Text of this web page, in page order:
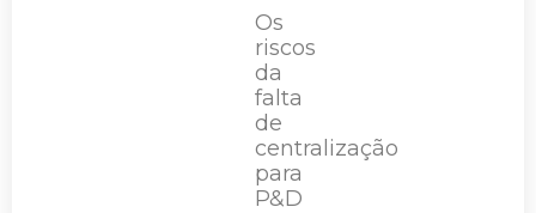
Os
riscos
da
falta
de
centralização
para
P&D